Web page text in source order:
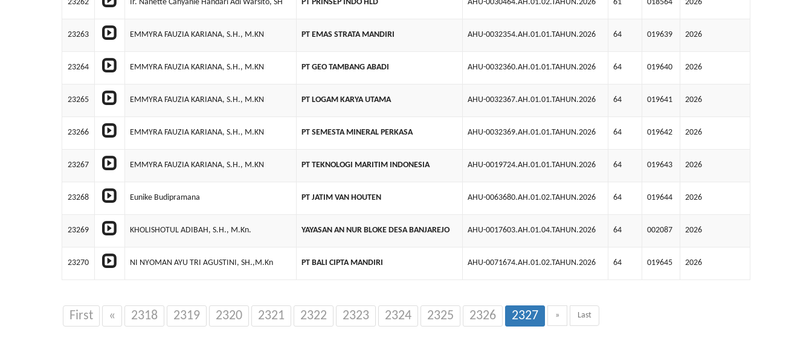
23262 Ir. Nanette Cahyanie Handari Adi Warsito, SH PT PRINSEP INDO HLD AHU-0030464.AH.01.02.TAHUN.2026 61 018564 2026
23263 EMMYRA FAUZIA KARIANA, S.H., M.KN PT EMAS STRATA MANDIRI AHU-0032354.AH.01.01.TAHUN.2026 64 019639 2026
23264 EMMYRA FAUZIA KARIANA, S.H., M.KN PT GEO TAMBANG ABADI AHU-0032360.AH.01.01.TAHUN.2026 64 019640 2026
23265 EMMYRA FAUZIA KARIANA, S.H., M.KN PT LOGAM KARYA UTAMA AHU-0032367.AH.01.01.TAHUN.2026 64 019641 2026
23266 EMMYRA FAUZIA KARIANA, S.H., M.KN PT SEMESTA MINERAL PERKASA AHU-0032369.AH.01.01.TAHUN.2026 64 019642 2026
23267 EMMYRA FAUZIA KARIANA, S.H., M.KN PT TEKNOLOGI MARITIM INDONESIA AHU-0019724.AH.01.01.TAHUN.2026 64 019643 2026
23268 Eunike Budipramana PT JATIM VAN HOUTEN AHU-0063680.AH.01.02.TAHUN.2026 64 019644 2026
23269 KHOLISHOTUL ADIBAH, S.H., M.Kn. YAYASAN AN NUR BLOKE DESA BANJAREJO AHU-0017603.AH.01.04.TAHUN.2026 64 002087 2026
23270 NI NYOMAN AYU TRI AGUSTINI, SH.,M.Kn PT BALI CIPTA MANDIRI AHU-0071674.AH.01.02.TAHUN.2026 64 019645 2026
First « 2318 2319 2320 2321 2322 2323 2324 2325 2326 2327 » Last